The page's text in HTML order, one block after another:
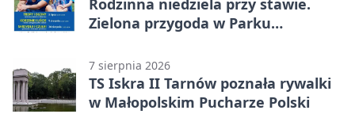
Zielona przygoda w Parku
7 sierpnia 2026
TS Iskra II Tarnów poznała rywalki
w Małopolskim Pucharze Polski